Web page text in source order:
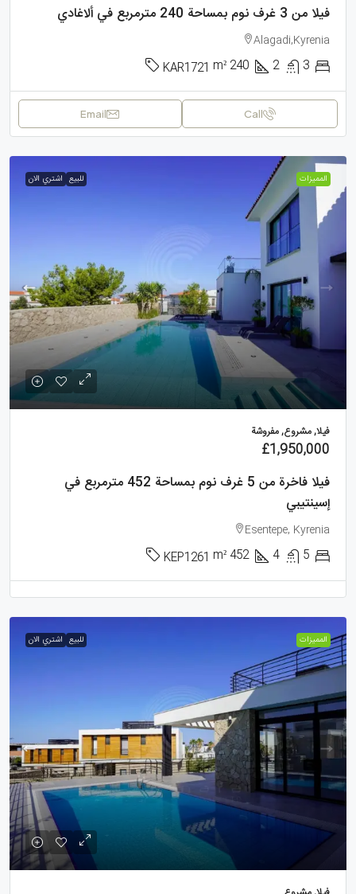
فيلا من 3 غرف نوم بمساحة 240 مترمربع في ألاغادي
Alagadi,Kyrenia
3
2
240
m²
KAR1721
Call
Email
الممیزات للبيع اشتري الان
فيلا, مشروع, مفروشة
£1,950,000
فيلا فاخرة من 5 غرف نوم بمساحة 452 مترمربع في
إسينتيبي
Esentepe, Kyrenia
5
4
452
m²
KEP1261
الممیزات للبيع اشتري الان